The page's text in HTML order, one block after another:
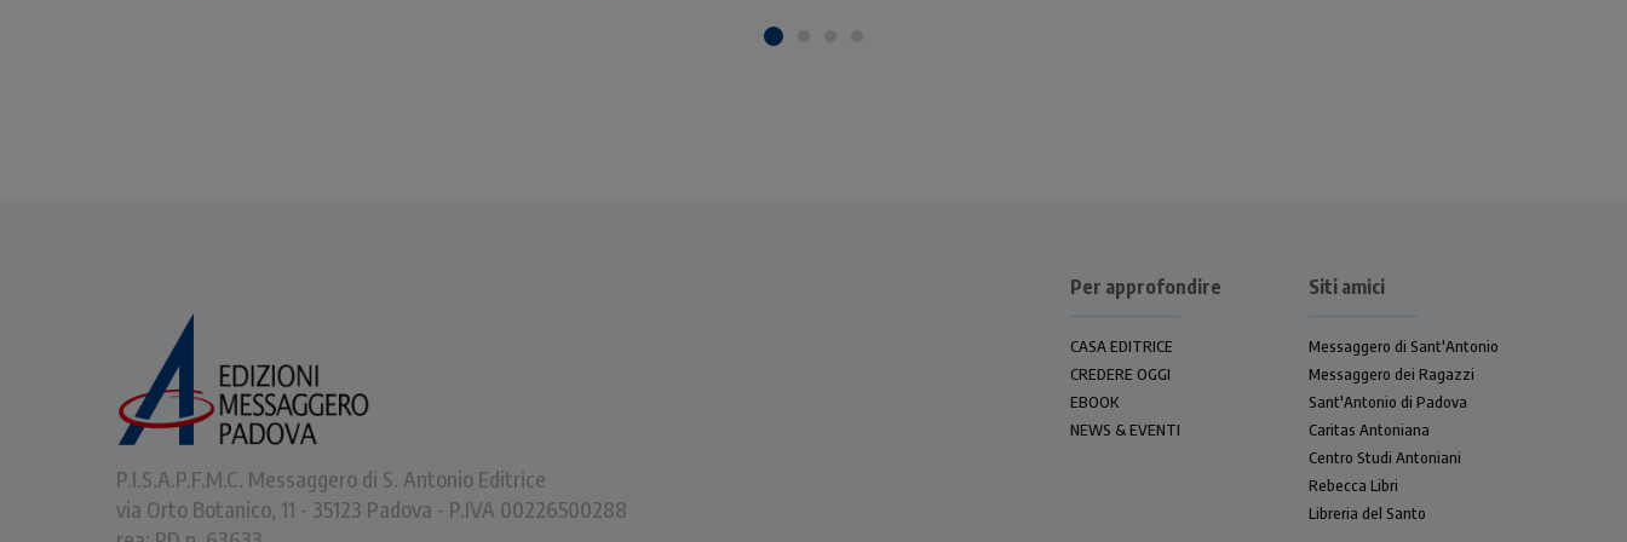
P.I.S.A.P.F.M.C. Messaggero di S. Antonio Editrice
via Orto Botanico, 11 - 35123 Padova - P.IVA 00226500288
Per approfondire
CASA EDITRICE
CREDERE OGGI
EBOOK
NEWS & EVENTI
Siti amici
Messaggero di Sant'Antonio
Messaggero dei Ragazzi
Sant'Antonio di Padova
Caritas Antoniana
Centro Studi Antoniani
Rebecca Libri
Libreria del Santo